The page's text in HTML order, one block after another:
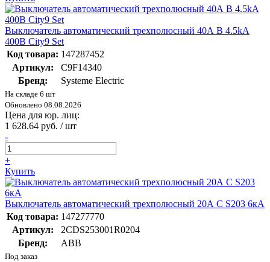
Выключатель автоматический трехполюсный 40А B 4.5kA
400В City9 Set
Код товара: 147287452
Артикул:
C9F14340
Бренд:
Systeme Electric
На складе 6 шт
Обновлено 08.08.2026
Цена для юр. лиц:
1 628.64 руб. / шт
-
+
Купить
Выключатель автоматический трехполюсный 20А С S203 6кА
Код товара: 147277770
Артикул:
2CDS253001R0204
Бренд:
ABB
Под заказ